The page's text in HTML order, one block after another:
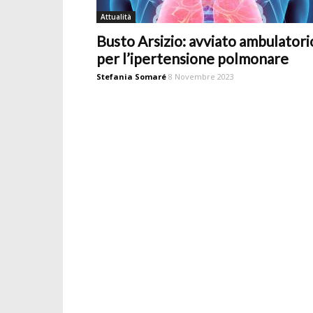
Attualità
Busto Arsizio: avviato
per l’ipertensione polmonare
Stefania Somaré 8 Novembre 2023